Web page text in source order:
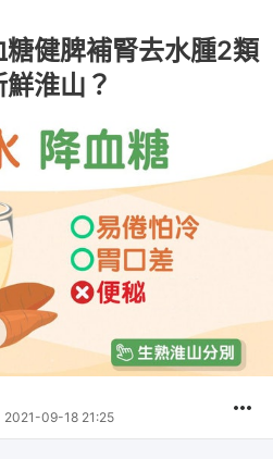
糖健脾補腎去水腫2類
淮山？
2021-09-18 21:25